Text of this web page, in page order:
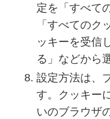
定を「すべて
「すべてのク
ッキーを受信
る」などから
設定方法は、
す。クッキー
いのブラウザ